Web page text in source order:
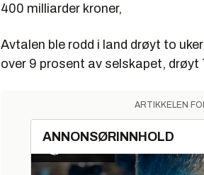
400 milliarder kroner,
Avtalen ble rodd i land drøyt to
over 9 prosent av selskapet, drøyt
ARTIKKELEN
ANNONSØRINNHOLD